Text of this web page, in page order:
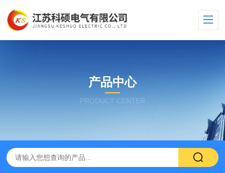
产品中心
PRODUCT CENTER